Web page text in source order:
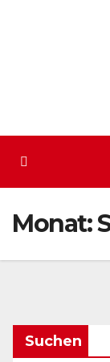
Monat:
Suchen